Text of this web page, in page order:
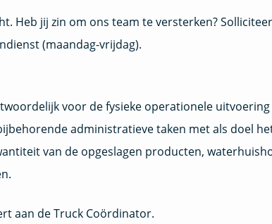
Heb jij zin om ons team te versterken?
(maandag-vrijdag).
voor de fysieke operationele uitvoering
administratieve taken met als doel
van de opgeslagen producten,
aan de Truck Coördinator.